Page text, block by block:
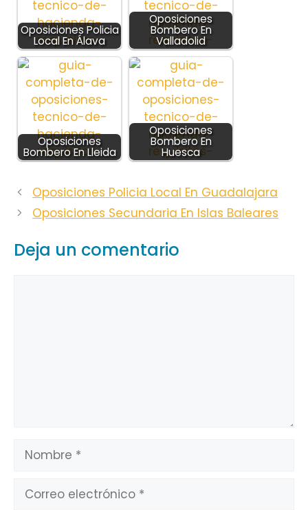
Oposiciones Policia
Local En Álava
Oposiciones
Bombero En
Valladolid
Oposiciones
Bombero En Lleida
Oposiciones
Bombero En
Huesca
Oposiciones Policia Local En Guadalajara
Oposiciones Secundaria En Islas Baleares
Deja un comentario
Nombre
Correo
electrónico